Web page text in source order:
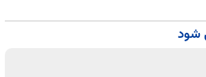
شود